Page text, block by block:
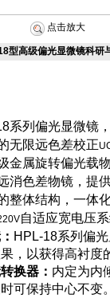
点击放大
型高级偏光显微镜科研
系列偏光显微镜
无限远色差校正
金属旋转偏光载
消色差物镜，提
整体结构，一体
自适应宽电压
HPL-18系列偏
，以获得高衬度
换器： 内定为内
可保持中心不变